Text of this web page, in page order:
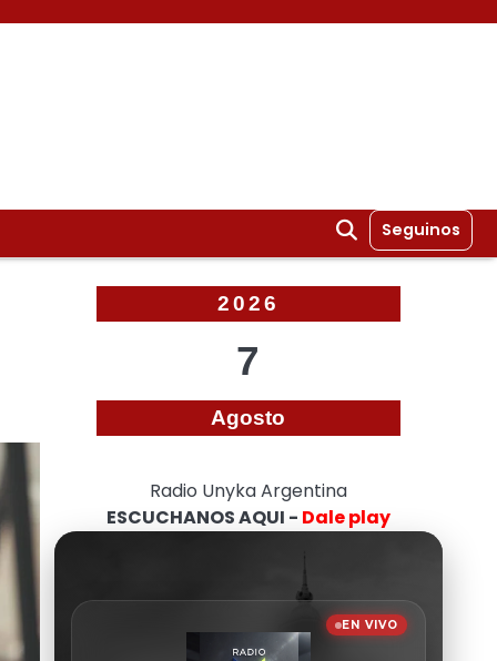
Seguinos
2026
7
Agosto
Radio Unyka Argentina
ESCUCHANOS AQUI - Dale play